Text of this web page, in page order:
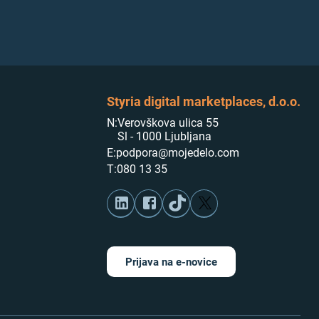
Styria digital marketplaces, d.o.o.
N:Verovškova ulica 55
Sl - 1000 Ljubljana
E:podpora@mojedelo.com
T:080 13 35
Prijava na e-novice